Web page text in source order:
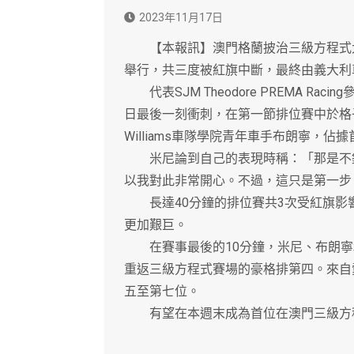
2023年11月17日
【本報訊】澳門格蘭披治三級方程式
舉行，共三度被紅旗中斷，最終由義大
代表SJM Theodore PREMA Racing
日最後一刻衝刺，在第一節排位賽中於
Williams車隊學院青年車手布朗寧，佔
米尼論到自己的表現時稱：「那是不
以我對此非常開心。不過，這只是第一
長達40分鐘的排位賽共3次受紅旗影
更加艱巨。
在賽事最後的10分鐘，米尼、布朗寧
重返三級方程式賽場的豪格排第四。來
五至第七位。
有望在本週末成為首位在澳門三級方